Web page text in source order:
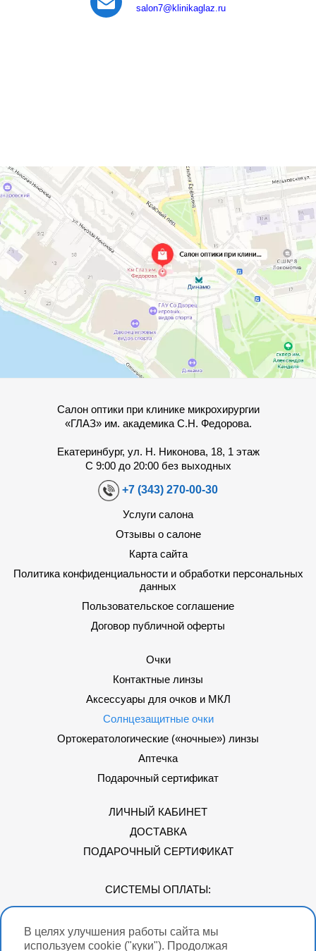
В целях улучшения работы сайта мы
используем cookie ("куки"). Продолжая
salon7@klinikaglaz.ru
Салон оптики при клинике микрохирургии
«ГЛАЗ» им. академика С.Н. Федорова.
Екатеринбург, ул. Н. Никонова, 18, 1 этаж
С 9:00 до 20:00 без выходных
+7 (343) 270-00-30
Услуги салона
Отзывы о салоне
Карта сайта
Политика конфиденциальности и обработки персональных
данных
Пользовательское соглашение
Договор публичной оферты
Очки
Контактные линзы
Аксессуары для очков и МКЛ
Солнцезащитные очки
Ортокератологические («ночные») линзы
Аптечка
Подарочный сертификат
ЛИЧНЫЙ КАБИНЕТ
ДОСТАВКА
ПОДАРОЧНЫЙ СЕРТИФИКАТ
СИСТЕМЫ ОПЛАТЫ:
Мы в соцсетях